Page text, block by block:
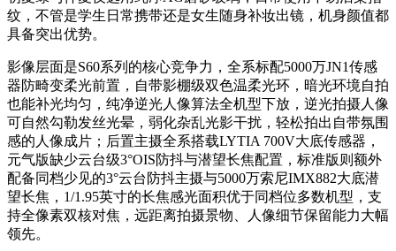
纹，不管是学生日常携带还是女生随身补妆出镜，机身颜值都
具备突出优势。
影像层面是S60系列的核心竞争力，全系标配5000万JN1传感
器防畸变柔光前置，自带影棚级双色温柔光环，暗光环境自拍
也能补光均匀，纯净逆光人像算法全机型下放，逆光拍摄人像
可自然勾勒发丝光晕，弱化杂乱光影干扰，轻松拍出自带氛围
感的人像成片；后置主摄全系搭载LYTIA 700V大底传感器，
元气版缺少云台级3°OIS防抖与潜望长焦配置，标准版则额外
配备同档少见的3°云台防抖主摄与5000万索尼IMX882大底潜
望长焦，1/1.95英寸的长焦感光面积优于同档位多数机型，支
持全像素双核对焦，远距离拍摄景物、人像细节保留能力大幅
领先。